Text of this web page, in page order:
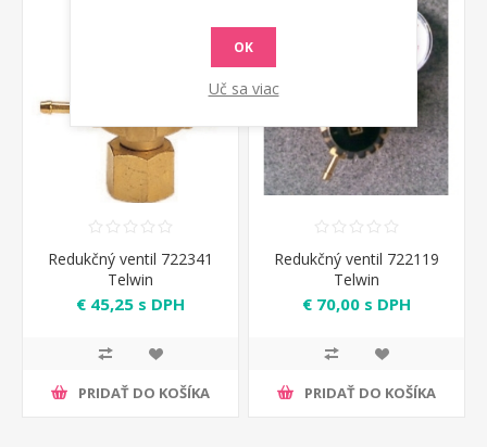
Redukčný ventil 722341
Telwin
€ 45,25 s DPH
PRIDAŤ DO KOŠÍKA
Redukčný ventil 722119
Telwin
€ 70,00 s DPH
PRIDAŤ DO KOŠÍKA
OK
Uč sa viac